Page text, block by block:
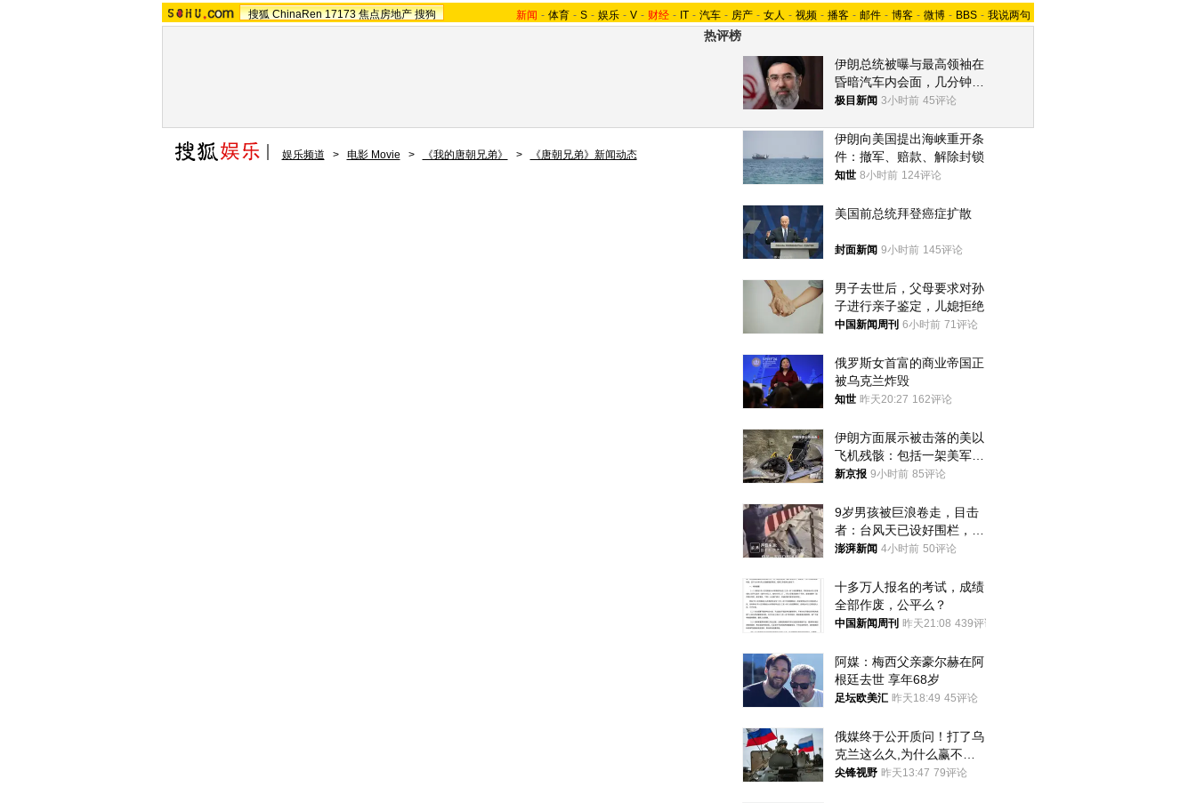
搜狐 ChinaRen 17173 焦点房地产 搜狗 新闻 - 体育 - S - 娱乐 - V - 财经 - IT - 汽车 - 房产 - 女人 - 视频 - 播客 - 邮件 - 博客 - 微博 - BBS - 我说两句
热评榜
伊朗总统被曝与最高领袖在
昏暗汽车内会面，几分钟里
只能靠声音交谈难辨真假
极目新闻 3小时前 45评论
伊朗向美国提出海峡重开条
件：撤军、赔款、解除封锁
知世 8小时前 124评论
美国前总统拜登癌症扩散
封面新闻 9小时前 145评论
男子去世后，父母要求对孙
子进行亲子鉴定，儿媳拒绝
中国新闻周刊 6小时前 71评论
俄罗斯女首富的商业帝国正
被乌克兰炸毁
知世 昨天20:27 162评论
伊朗方面展示被击落的美以
飞机残骸：包括一架美军F-
15战斗机残骸以及多架无人
新京报 9小时前 85评论
9岁男孩被巨浪卷走，目击
者：台风天已设好围栏，一
家四口翻入时保安曾喊话劝
澎湃新闻 4小时前 50评论
十多万人报名的考试，成绩
全部作废，公平么？
中国新闻周刊 昨天21:08 439评论
阿媒：梅西父亲豪尔赫在阿
根廷去世 享年68岁
足坛欧美汇 昨天18:49 45评论
俄媒终于公开质问！打了乌
克兰这么久,为什么赢不了?
答案令人沉默
尖锋视野 昨天13:47 79评论
娱乐频道 > 电影 Movie > 《我的唐朝兄弟》 > 《唐朝兄弟》新闻动态